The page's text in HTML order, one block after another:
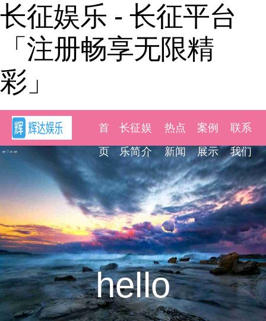
长征娱乐 - 长征平台
「注册畅享无限精
彩」
首
页
长征娱
乐简介
热点
新闻
案例
展示
联系
我们
hello